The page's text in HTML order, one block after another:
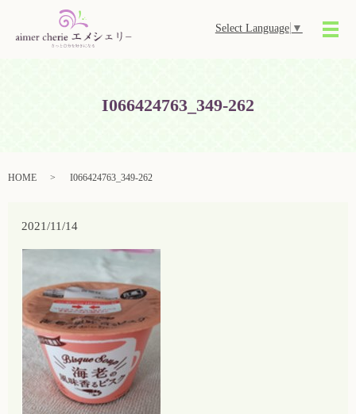
Select Language ▼
メ
I066424763_349-262
HOME I066424763_349-262
2021/11/14